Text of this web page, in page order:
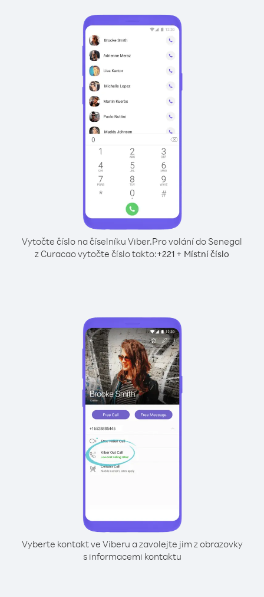
Vytočte číslo na číselníku Viber.Pro volání do Senegal
z Curacao vytočte číslo takto:+221 + Místní číslo
Vyberte kontakt ve Viberu a zavolejte jim z obrazovky
s informacemi kontaktu